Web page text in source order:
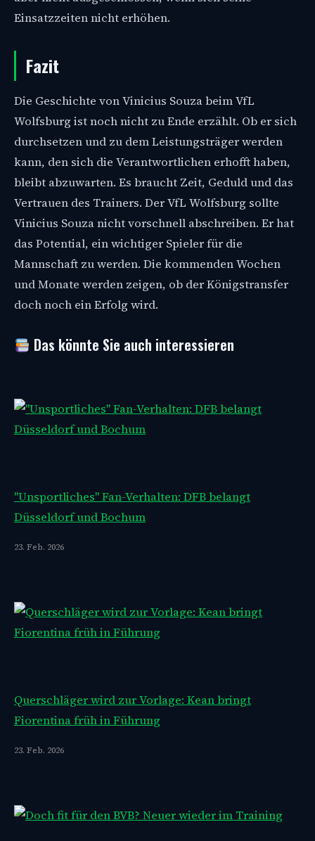
Einsatzzeiten nicht erhöhen.
Fazit
Die Geschichte von Vinicius Souza beim VfL
Wolfsburg ist noch nicht zu Ende erzählt. Ob er sich
durchsetzen und zu dem Leistungsträger werden
kann, den sich die Verantwortlichen erhofft haben,
bleibt abzuwarten. Es braucht Zeit, Geduld und das
Vertrauen des Trainers. Der VfL Wolfsburg sollte
Vinicius Souza nicht vorschnell abschreiben. Er hat
das Potential, ein wichtiger Spieler für die
Mannschaft zu werden. Die kommenden Wochen
und Monate werden zeigen, ob der Königstransfer
doch noch ein Erfolg wird.
Das könnte Sie auch interessieren
"Unsportliches" Fan-Verhalten: DFB belangt
Düsseldorf und Bochum
23. Feb. 2026
Querschläger wird zur Vorlage: Kean bringt
Fiorentina früh in Führung
23. Feb. 2026